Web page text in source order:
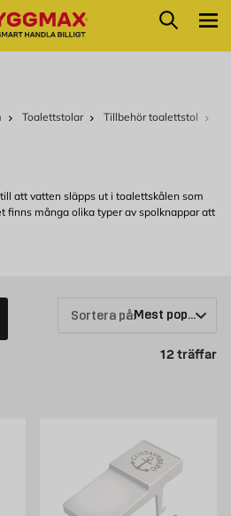
Sök
Toalettstolar Tillbehör toalettstol
att vatten släpps ut i toalettskålen som
finns många olika typer av spolknappar att
tryckknappar, dubbelspolningsknappar
av spolknappar som du kan köpa
till din närmaste Byggmax-butik eller kolla
Sortera på:
12 träffar